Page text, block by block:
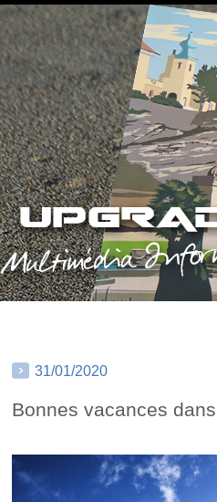
31/01/2020
Bonnes vacances